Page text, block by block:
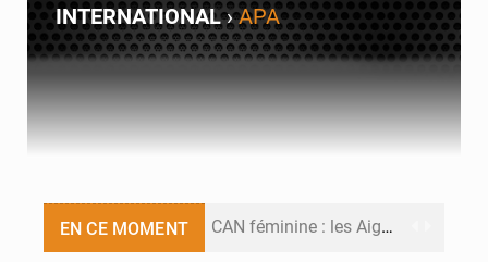
INTERNATIONAL›APA
EN CE MOMENT CAN féminine : les Aigles Dames se relancent